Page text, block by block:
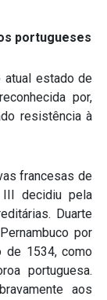
portugueses
atual estado de
por,
resistência à
francesas de
decidiu pela
Duarte
por
de 1534, como
portuguesa.
aos